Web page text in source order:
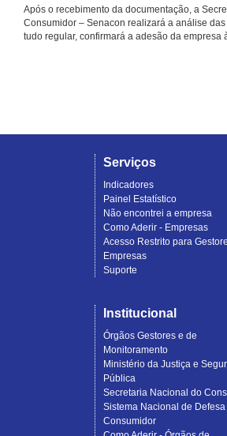
Após o recebimento da documentação, a
Consumidor – Senacon realizará a análise
tudo regular, confirmará a adesão da empresa
Serviços
Indicadores
Painel Estatístico
Não encontrei a empresa
Como Aderir - Empresas
Acesso Restrito para
Empresas
Suporte
Institucional
Órgãos Gestores e de
Monitoramento
Ministério da Justiça e
Pública
Secretaria Nacional do
Sistema Nacional de Defesa
Consumidor